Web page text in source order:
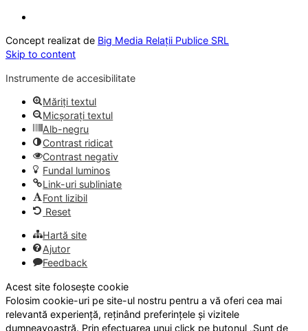
Concept realizat de Big Media Relații Publice SRL
Skip to content
Instrumente de accesibilitate
Măriți textul
Micșorați textul
Alb-negru
Contrast ridicat
Contrast negativ
Fundal luminos
Link-uri subliniate
Font lizibil
Reset
Hartă site
Ajutor
Feedback
Acest site folosește cookie
Folosim cookie-uri pe site-ul nostru pentru a vă oferi cea mai
relevantă experiență, reținând preferințele și vizitele
dumneavoastră. Prin efectuarea unui click pe butonul „Sunt de